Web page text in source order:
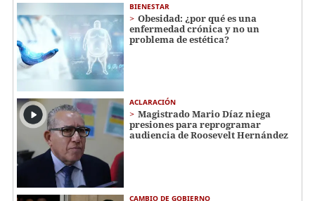
BIENESTAR
Obesidad: ¿por qué es una
enfermedad crónica y no un
problema de estética?
ACLARACIÓN
Magistrado Mario Díaz niega
presiones para reprogramar
audiencia de Roosevelt Hernández
CAMBIO DE GOBIERNO